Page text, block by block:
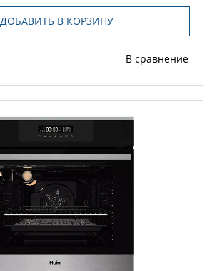
ДОБАВИТЬ В КОРЗИНУ
В сравнение